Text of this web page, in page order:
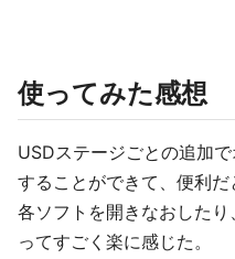
使ってみた感想
USDステージごとの追加
することができて、便利だ
各ソフトを開きなおした
ってすごく楽に感じた。